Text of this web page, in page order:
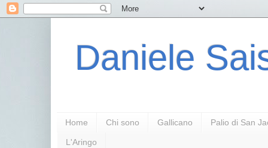
Daniele
Home Chi sono Gallicano Palio di San
L'Aringo